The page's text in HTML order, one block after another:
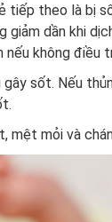
tiếp theo là bị
giảm dần khi
nếu không điều
gây sốt. Nếu
mệt mỏi và